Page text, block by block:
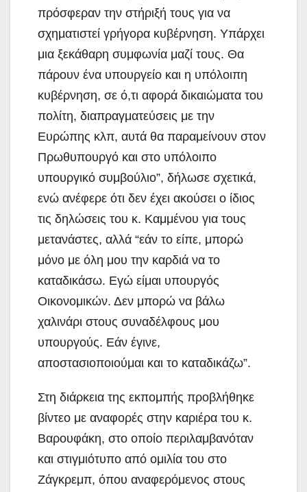
πρόσφεραν την στήριξή τους για να
σχηματιστεί γρήγορα κυβέρνηση. Υπάρχει
μια ξεκάθαρη συμφωνία μαζί τους. Θα
πάρουν ένα υπουργείο και η υπόλοιπη
κυβέρνηση, σε ό,τι αφορά δικαιώματα του
πολίτη, διαπραγματεύσεις με την
Ευρώπης κλπ, αυτά θα παραμείνουν στον
Πρωθυπουργό και στο υπόλοιπο
υπουργικό συμβούλιο”, δήλωσε σχετικά,
ενώ ανέφερε ότι δεν έχει ακούσει ο ίδιος
τις δηλώσεις του κ. Καμμένου για τους
μετανάστες, αλλά “εάν το είπε, μπορώ
μόνο με όλη μου την καρδιά να το
καταδικάσω. Εγώ είμαι υπουργός
Οικονομικών. Δεν μπορώ να βάλω
χαλινάρι στους συναδέλφους μου
υπουργούς. Εάν έγινε,
αποστασιοποιούμαι και το καταδικάζω”.
Στη διάρκεια της εκπομπής προβλήθηκε
βίντεο με αναφορές στην καριέρα του κ.
Βαρουφάκη, στο οποίο περιλαμβανόταν
και στιγμιότυπο από ομιλία του στο
Ζάγκρεμπ, όπου αναφερόμενος στους